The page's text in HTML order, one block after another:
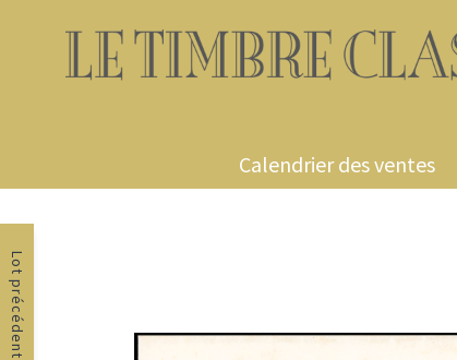
Calendrier des ventes
Lot précédent